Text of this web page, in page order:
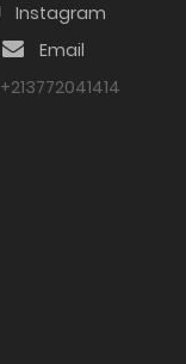
Instagram
Email
+213772041414